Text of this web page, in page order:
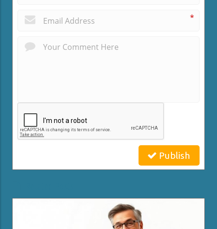
*
Publish